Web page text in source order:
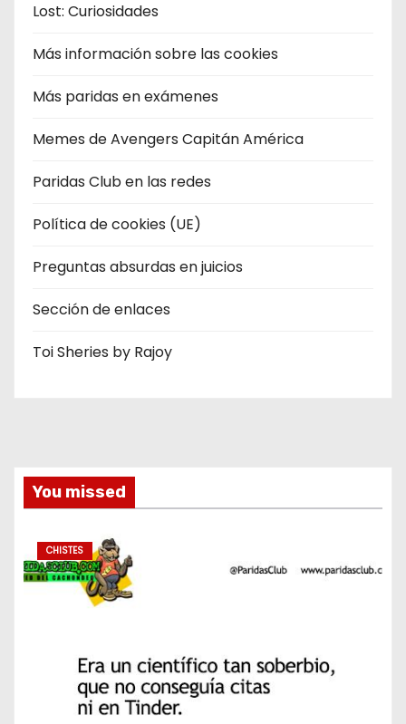
Lost: Curiosidades
Más información sobre las cookies
Más paridas en exámenes
Memes de Avengers Capitán América
Paridas Club en las redes
Política de cookies (UE)
Preguntas absurdas en juicios
Sección de enlaces
Toi Sheries by Rajoy
You missed
CHISTES